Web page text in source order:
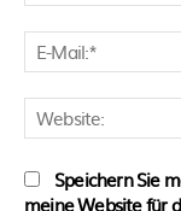
Speichern Sie
meine Website für